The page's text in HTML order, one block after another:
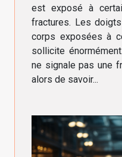
est exposé à
fractures. Les
corps exposées à
sollicite
ne signale pas une
alors de savoir...